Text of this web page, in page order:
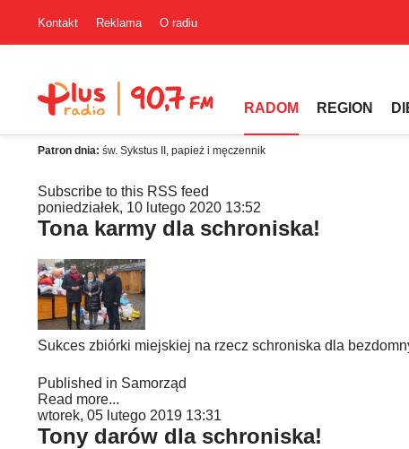
Kontakt Reklama O radiu
RADOM REGION
Patron dnia: św. Sykstus II, papież i męczennik
Subscribe to this RSS feed
poniedziałek, 10 lutego 2020 13:52
Tona karmy dla schroniska!
Sukces zbiórki miejskiej na rzecz schroniska dla
Published in Samorząd
Read more...
wtorek, 05 lutego 2019 13:31
Tony darów dla schroniska!